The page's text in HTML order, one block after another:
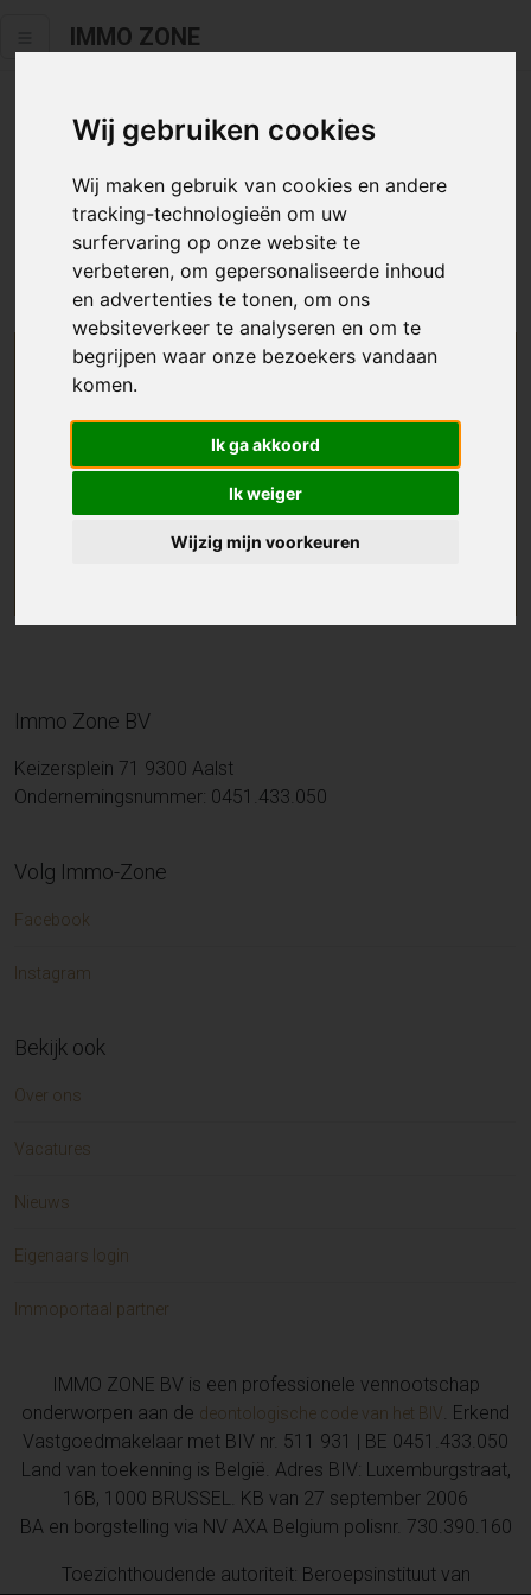
Wij gebruiken cookies
Wij maken gebruik van cookies en andere
tracking-technologieën om uw
surfervaring op onze website te
verbeteren, om gepersonaliseerde inhoud
en advertenties te tonen, om ons
websiteverkeer te analyseren en om te
begrijpen waar onze bezoekers vandaan
komen.
Ik ga akkoord
Ik weiger
Wijzig mijn voorkeuren
IMMO ZONE
Helaas staat dit zoekertje niet
meer online.
Neem zeker een kijkje in ons aanbod te koop
We helpen u graag zoeken
Maak hier een zoekprofiel aan en we houden u op
de hoogte van passend aanbod.
Immo Zone BV
Keizersplein 71 9300 Aalst
Ondernemingsnummer: 0451.433.050
Volg Immo-Zone
Facebook
Instagram
Bekijk ook
Over ons
Vacatures
Nieuws
Eigenaars login
Immoportaal partner
IMMO ZONE BV is een professionele vennootschap
onderworpen aan de deontologische code van het BIV. Erkend
Vastgoedmakelaar met BIV nr. 511 931 | BE 0451.433.050
Land van toekenning is België. Adres BIV: Luxemburgstraat,
16B, 1000 BRUSSEL. KB van 27 september 2006
BA en borgstelling via NV AXA Belgium polisnr. 730.390.160
Toezichthoudende autoriteit: Beroepsinstituut van